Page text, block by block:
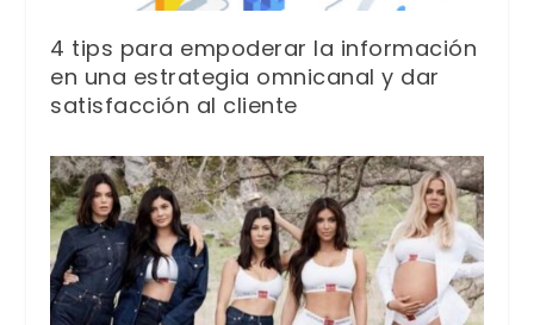
4 tips para empoderar la información
en una estrategia omnicanal y dar
satisfacción al cliente